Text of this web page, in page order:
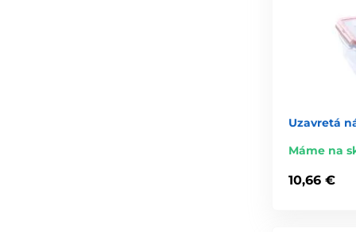
Uzavretá
Máme na
10,66 €